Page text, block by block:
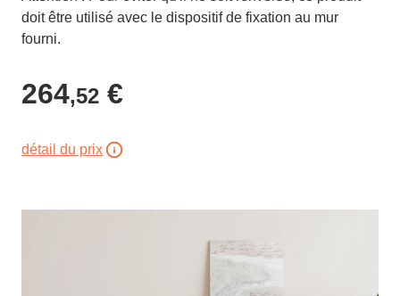
doit être utilisé avec le dispositif de fixation au mur
fourni.
264,52 €
détail du prix